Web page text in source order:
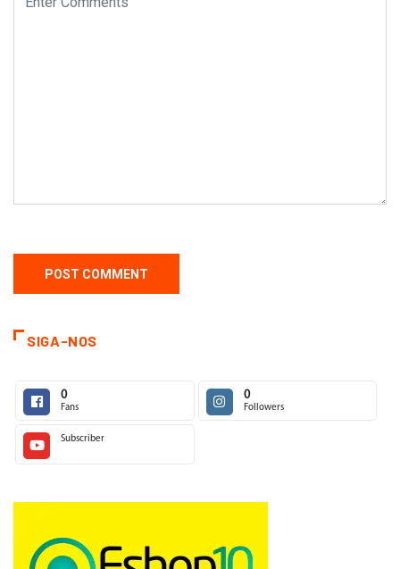
SIGA-NOS
0
Fans
0
Followers
Subscriber